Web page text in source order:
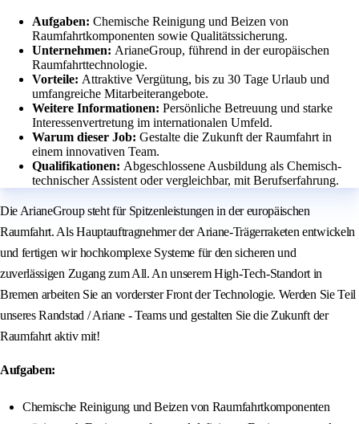
Aufgaben: Chemische Reinigung und Beizen von
Raumfahrtkomponenten sowie Qualitätssicherung.
Unternehmen: ArianeGroup, führend in der europäischen
Raumfahrttechnologie.
Vorteile: Attraktive Vergütung, bis zu 30 Tage Urlaub und
umfangreiche Mitarbeiterangebote.
Weitere Informationen: Persönliche Betreuung und starke
Interessenvertretung im internationalen Umfeld.
Warum dieser Job: Gestalte die Zukunft der Raumfahrt in
einem innovativen Team.
Qualifikationen: Abgeschlossene Ausbildung als Chemisch-
technischer Assistent oder vergleichbar, mit Berufserfahrung.
Die ArianeGroup steht für Spitzenleistungen in der europäischen
Raumfahrt. Als Hauptauftragnehmer der Ariane-Trägerraketen entwickeln
und fertigen wir hochkomplexe Systeme für den sicheren und
zuverlässigen Zugang zum All. An unserem High-Tech-Standort in
Bremen arbeiten Sie an vorderster Front der Technologie. Werden Sie Teil
unseres Randstad / Ariane - Teams und gestalten Sie die Zukunft der
Raumfahrt aktiv mit!
Aufgaben:
Chemische Reinigung und Beizen von Raumfahrtkomponenten